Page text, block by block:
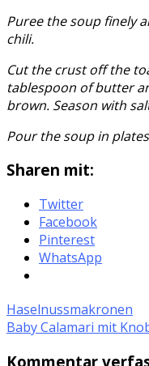
Puree the soup finely
chili.
Cut the crust off the
tablespoon of butter
brown. Season with
Pour the soup in
Sharen mit:
Twitter
Facebook
Pinterest
WhatsApp
Haselnussmakronen
Baby Calamari mit
Kommentar